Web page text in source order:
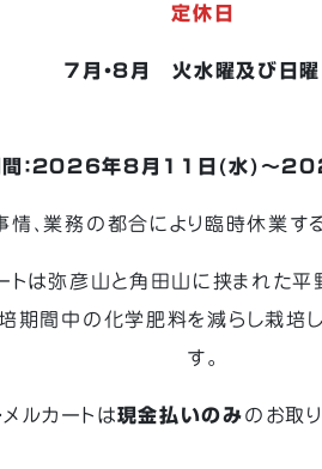
定休日
７月・8月 火水曜及び日
間：2026年8月11日(水)～
業務の都合により臨時休業する
ートは弥彦山と角田山に挟まれた
期間中の化学肥料を減らし栽培
す。
メルカートは現金払いのみのお取